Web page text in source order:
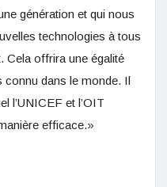
génération et qui nous
technologies à tous
Cela offrira une égalité
connu dans le monde. Il
l’UNICEF et l’OIT
efficace.»